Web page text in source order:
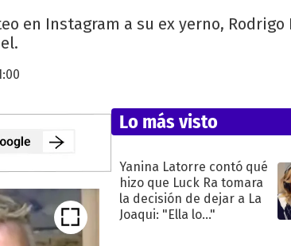
en Instagram a su ex yerno, Rodrigo
Lo más visto
Yanina Latorre contó qué
hizo que Luck Ra tomara
la decisión de dejar a La
Joaqui: "Ella lo..."